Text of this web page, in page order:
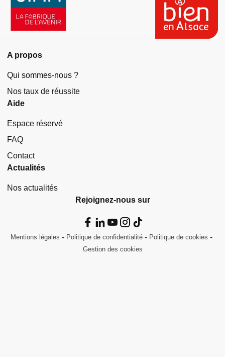
A propos
Qui sommes-nous ?
Nos taux de réussite
Aide
Espace réservé
FAQ
Contact
Actualités
Nos actualités
Rejoignez-nous sur
Mentions légales Politique de confidentialité
Politique de cookies
Gestion des cookies